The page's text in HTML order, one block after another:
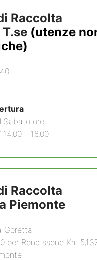
Raccolta
(utenze
Sabato ore
14.00 – 16.00
Raccolta
Piemonte
Goretta
per Rondissone Km